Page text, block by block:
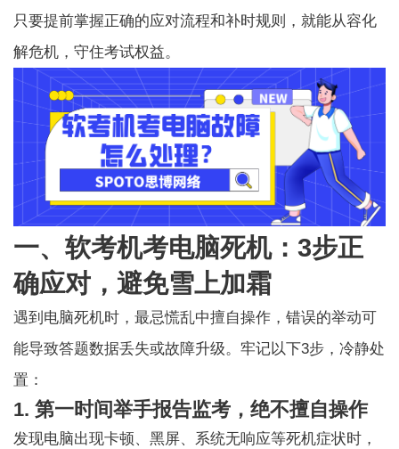
只要提前掌握正确的应对流程和补时规则，就能从容化
解危机，守住考试权益。
一、软考机考电脑死机：3步正
确应对，避免雪上加霜
遇到电脑死机时，最忌慌乱中擅自操作，错误的举动可
能导致答题数据丢失或故障升级。牢记以下3步，冷静处
置：
1. 第一时间举手报告监考，绝不擅自操作
发现电脑出现卡顿、黑屏、系统无响应等死机症状时，